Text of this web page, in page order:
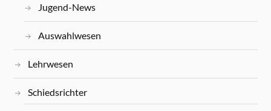
Jugend-News
Auswahlwesen
Lehrwesen
Schiedsrichter